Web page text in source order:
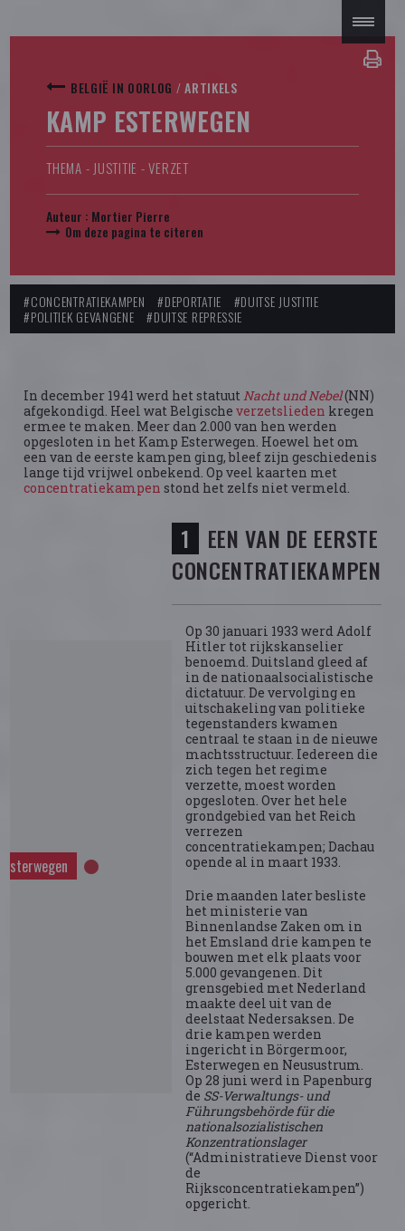
BELGIË IN OORLOG /ARTIKELS
KAMP ESTERWEGEN
THEMA - JUSTITIE - VERZET
Auteur : Mortier Pierre
Om deze pagina te citeren
#CONCENTRATIEKAMPEN #DEPORTATIE
#DUITSE JUSTITIE
#POLITIEK GEVANGENE
#DUITSE REPRESSIE
In december 1941 werd het statuutNacht und Nebel(NN)
afgekondigd. Heel wat Belgischeverzetslieden kregen
ermee te maken. Meer dan 2.000 van hen werden
opgesloten in het Kamp Esterwegen. Hoewel het om
een van de eerste kampen ging, bleef zijn geschiedenis
lange tijd vrijwel onbekend. Op veel kaarten met
concentratiekampenstond het zelfs niet vermeld.
EEN VAN DE EERSTE
CONCENTRATIEKAMPEN
Op 30 januari 1933 werd Adolf
Hitler tot rijkskanselier
benoemd. Duitsland gleed af
in de nationaalsocialistische
dictatuur. De vervolging en
uitschakeling van politieke
tegenstanders kwamen
centraal te staan in de nieuwe
machtsstructuur. Iedereen die
zich tegen het regime
verzette, moest worden
opgesloten. Over het hele
grondgebied van het Reich
verrezen
concentratiekampen; Dachau
opende al in maart 1933.
Drie maanden later besliste
het ministerie van
Binnenlandse Zaken om in
het Emsland drie kampen te
bouwen met elk plaats voor
5.000 gevangenen. Dit
grensgebied met Nederland
maakte deel uit van de
deelstaat Nedersaksen. De
drie kampen werden
ingericht in Börgermoor,
Esterwegen en Neusustrum.
Op 28 juni werd in Papenburg
de SS-Verwaltungs- und
Führungsbehörde für die
nationalsozialistischen
Konzentrationslager
(“Administratieve Dienst voor
de
Rijksconcentratiekampen”)
opgericht.